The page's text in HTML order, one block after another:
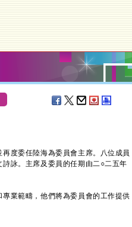
度委任陸海為委員會主席。八位成員
詠。主席及委員的任期由二○二五年
業範疇，他們將為委員會的工作提供